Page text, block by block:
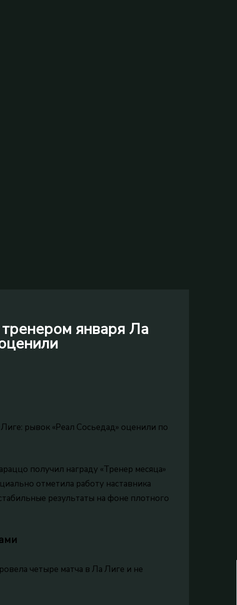
января Ла
рывок «Реал Сосьедад» оценили по
получил награду «Тренер месяца»
отметила работу наставника
результаты на фоне плотного
четыре матча в Ла Лиге и не